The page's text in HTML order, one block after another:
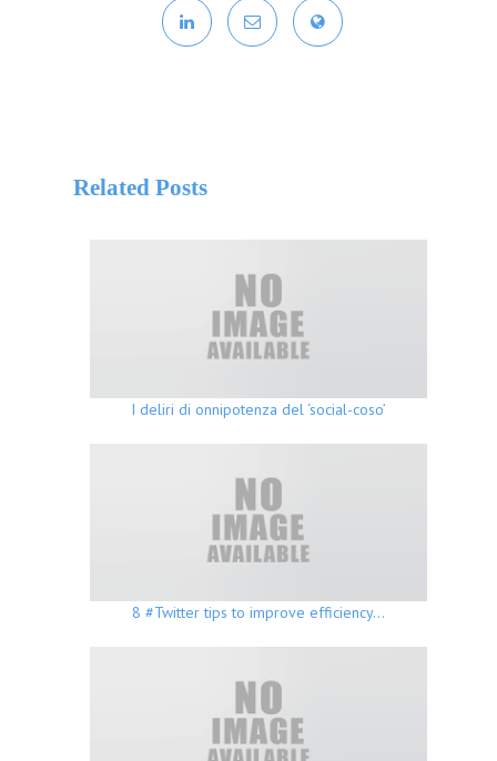
Related Posts
I deliri di onnipotenza del ‘social-coso’
8 #Twitter tips to improve efficiency…